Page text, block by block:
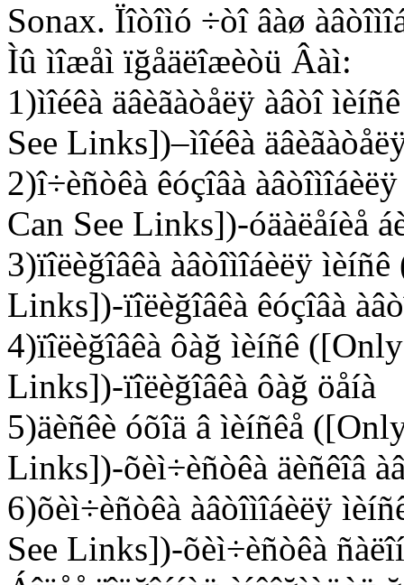
Sonax. Ïîòîìó ÷òî âàø
Ìû ìîæåì ïğåäëîæèòü Âàì:
1)ìîéêà äâèãàòåëÿ àâòî
See Links])–ìîéêà
2)î÷èñòêà êóçîâà
Can See Links])-óäàëåíèå
3)ïîëèğîâêà àâòîìîáèëÿ
Links])-ïîëèğîâêà êóçîâà
4)ïîëèğîâêà ôàğ ìèíñê
Links])-ïîëèğîâêà ôàğ öåíà
5)äèñêè óõîä â ìèíñêå
Links])-õèì÷èñòêà äèñêîâ
6)õèì÷èñòêà àâòîìîáèëÿ
See Links])-õèì÷èñòêà